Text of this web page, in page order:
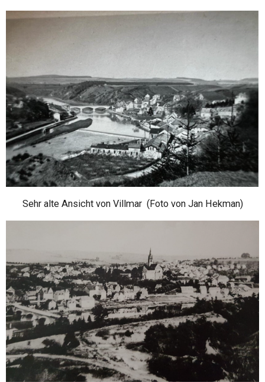
Sehr alte Ansicht von Villmar (Foto von Jan Hekman)